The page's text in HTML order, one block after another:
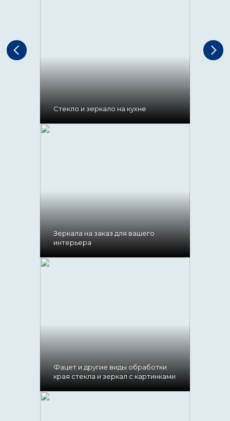
Стекло и зеркало на кухне
Зеркала на заказ для вашего
интерьера
Фацет и другие виды обработки
края стекла и зеркал с картинками